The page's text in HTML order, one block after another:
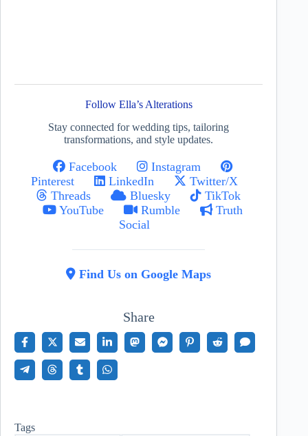
Follow Ella’s Alterations
Stay connected for wedding tips, tailoring
transformations, and style updates.
Facebook
Instagram
Pinterest
LinkedIn
Twitter/X
Threads
Bluesky
TikTok
YouTube
Rumble
Truth
Social
Find Us on Google Maps
Share
Tags